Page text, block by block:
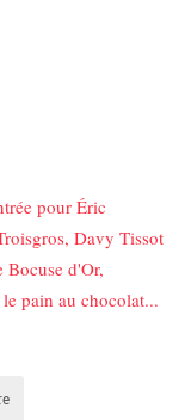
pour Éric
Davy Tissot
Bocuse d'Or,
pain au chocolat...